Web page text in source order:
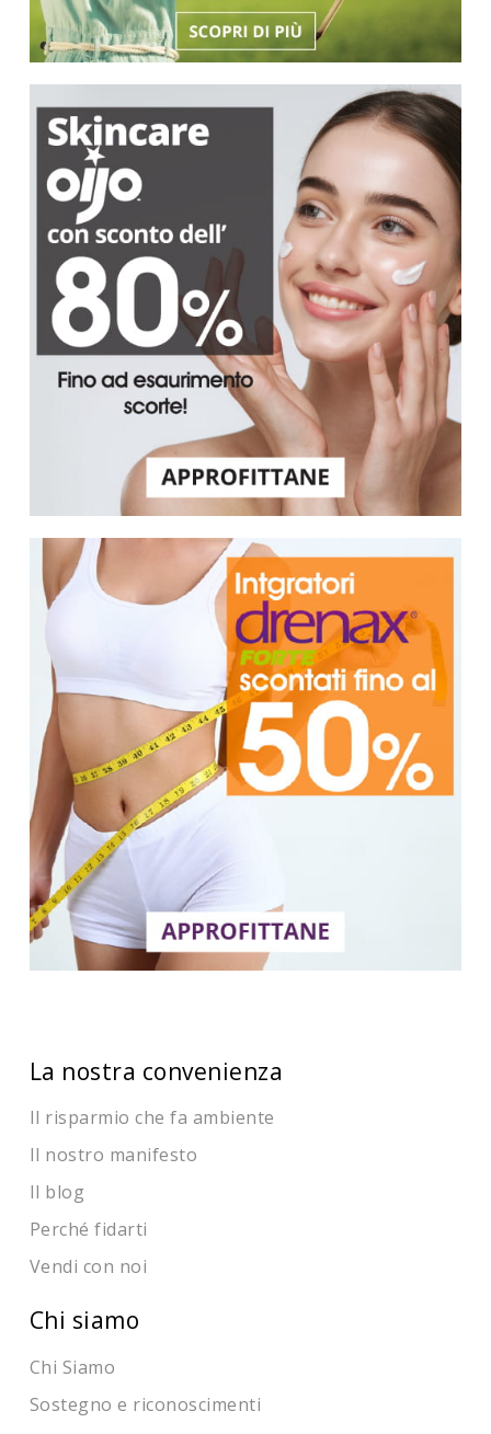
La nostra convenienza
Il risparmio che fa ambiente
Il nostro manifesto
Il blog
Perché fidarti
Vendi con noi
Chi siamo
Chi Siamo
Sostegno e riconoscimenti